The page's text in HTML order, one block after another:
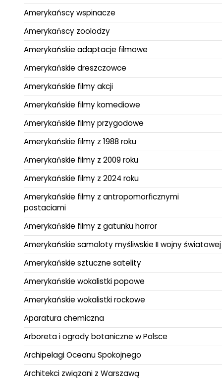
Amerykańscy wspinacze
Amerykańscy zoolodzy
Amerykańskie adaptacje filmowe
Amerykańskie dreszczowce
Amerykańskie filmy akcji
Amerykańskie filmy komediowe
Amerykańskie filmy przygodowe
Amerykańskie filmy z 1988 roku
Amerykańskie filmy z 2009 roku
Amerykańskie filmy z 2024 roku
Amerykańskie filmy z antropomorficznymi
postaciami
Amerykańskie filmy z gatunku horror
Amerykańskie samoloty myśliwskie II wojny światowej
Amerykańskie sztuczne satelity
Amerykańskie wokalistki popowe
Amerykańskie wokalistki rockowe
Aparatura chemiczna
Arboreta i ogrody botaniczne w Polsce
Archipelagi Oceanu Spokojnego
Architekci związani z Warszawą